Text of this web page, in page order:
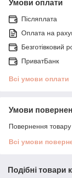
Умови оплати
Післяплата
Оплата на
Безготівковий
ПриватБанк
Всі умови оплати
Умови
Повернення
Всі умови
Подібні товари